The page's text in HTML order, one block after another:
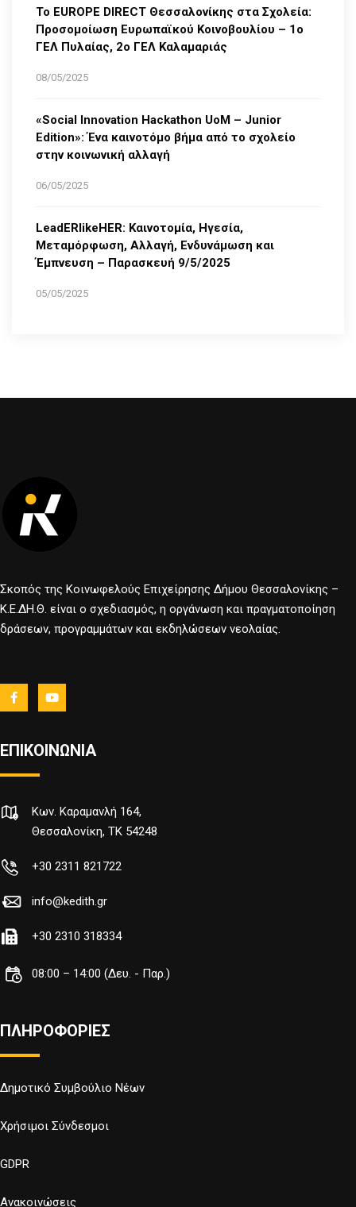
Το EUROPE DIRECT Θεσσαλονίκης στα Σχολεία:
Προσομοίωση Ευρωπαϊκού Κοινοβουλίου – 1ο
ΓΕΛ Πυλαίας, 2ο ΓΕΛ Καλαμαριάς
08/05/2025
«Social Innovation Hackathon UoM – Junior
Edition»: Ένα καινοτόμο βήμα από το σχολείο
στην κοινωνική αλλαγή
06/05/2025
LeadERlikeHER: Καινοτομία, Ηγεσία,
Μεταμόρφωση, Αλλαγή, Ενδυνάμωση και
Έμπνευση – Παρασκευή 9/5/2025
05/05/2025
Σκοπός της Κοινωφελούς Επιχείρησης Δήμου Θεσσαλονίκης –
Κ.Ε.ΔΗ.Θ. είναι ο σχεδιασμός, η οργάνωση και πραγματοποίηση
δράσεων, προγραμμάτων και εκδηλώσεων νεολαίας.
ΕΠΙΚΟΙΝΩΝΙΑ
Κων. Καραμανλή 164,
Θεσσαλονίκη, TK 54248
+30 2311 821722
info@kedith.gr
+30 2310 318334
08:00 – 14:00 (Δευ. - Παρ.)
ΠΛΗΡΟΦΟΡΙΕΣ
Δημοτικό Συμβούλιο Νέων
Χρήσιμοι Σύνδεσμοι
GDPR
Ανακοινώσεις